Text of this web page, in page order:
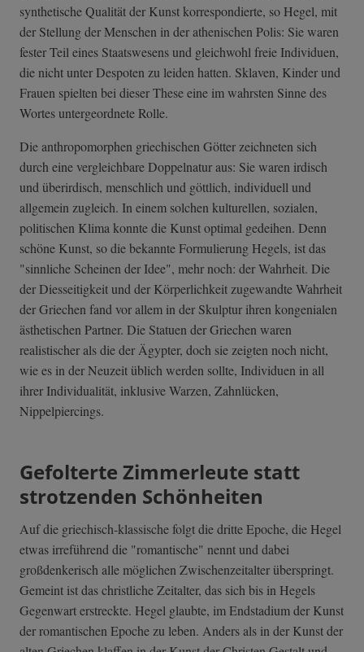
synthetische Qualität der Kunst korrespondierte, so Hegel, mit
der Stellung der Menschen in der athenischen Polis: Sie waren
fester Teil eines Staatswesens und gleichwohl freie Individuen,
die nicht unter Despoten zu leiden hatten. Sklaven, Kinder und
Frauen spielten bei dieser These eine im wahrsten Sinne des
Wortes untergeordnete Rolle.
Die anthropomorphen griechischen Götter zeichneten sich
durch eine vergleichbare Doppelnatur aus: Sie waren irdisch
und überirdisch, menschlich und göttlich, individuell und
allgemein zugleich. In einem solchen kulturellen, sozialen,
politischen Klima konnte die Kunst optimal gedeihen. Denn
schöne Kunst, so die bekannte Formulierung Hegels, ist das
"sinnliche Scheinen der Idee", mehr noch: der Wahrheit. Die
der Diesseitigkeit und der Körperlichkeit zugewandte Wahrheit
der Griechen fand vor allem in der Skulptur ihren kongenialen
ästhetischen Partner. Die Statuen der Griechen waren
realistischer als die der Ägypter, doch sie zeigten noch nicht,
wie es in der Neuzeit üblich werden sollte, Individuen in all
ihrer Individualität, inklusive Warzen, Zahnlücken,
Nippelpiercings.
Gefolterte Zimmerleute statt
strotzenden Schönheiten
Auf die griechisch-klassische folgt die dritte Epoche, die Hegel
etwas irreführend die "romantische" nennt und dabei
großdenkerisch alle möglichen Zwischenzeitalter überspringt.
Gemeint ist das christliche Zeitalter, das sich bis in Hegels
Gegenwart erstreckte. Hegel glaubte, im Endstadium der Kunst
der romantischen Epoche zu leben. Anders als in der Kunst der